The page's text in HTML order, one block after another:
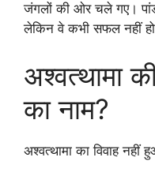
जंगलों की ओर चले गए।
लेकिन वे कभी सफल नहीं
अश्वत्थामा
का नाम?
अश्वत्थामा का विवाह